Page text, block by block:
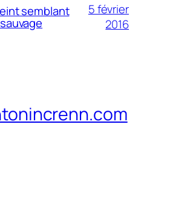
semblant
5 février
2016